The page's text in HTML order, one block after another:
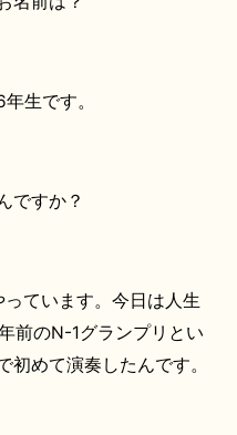
生です。
ですか？
ています。今日は人生
前のN-1グランプリとい
初めて演奏したんです。